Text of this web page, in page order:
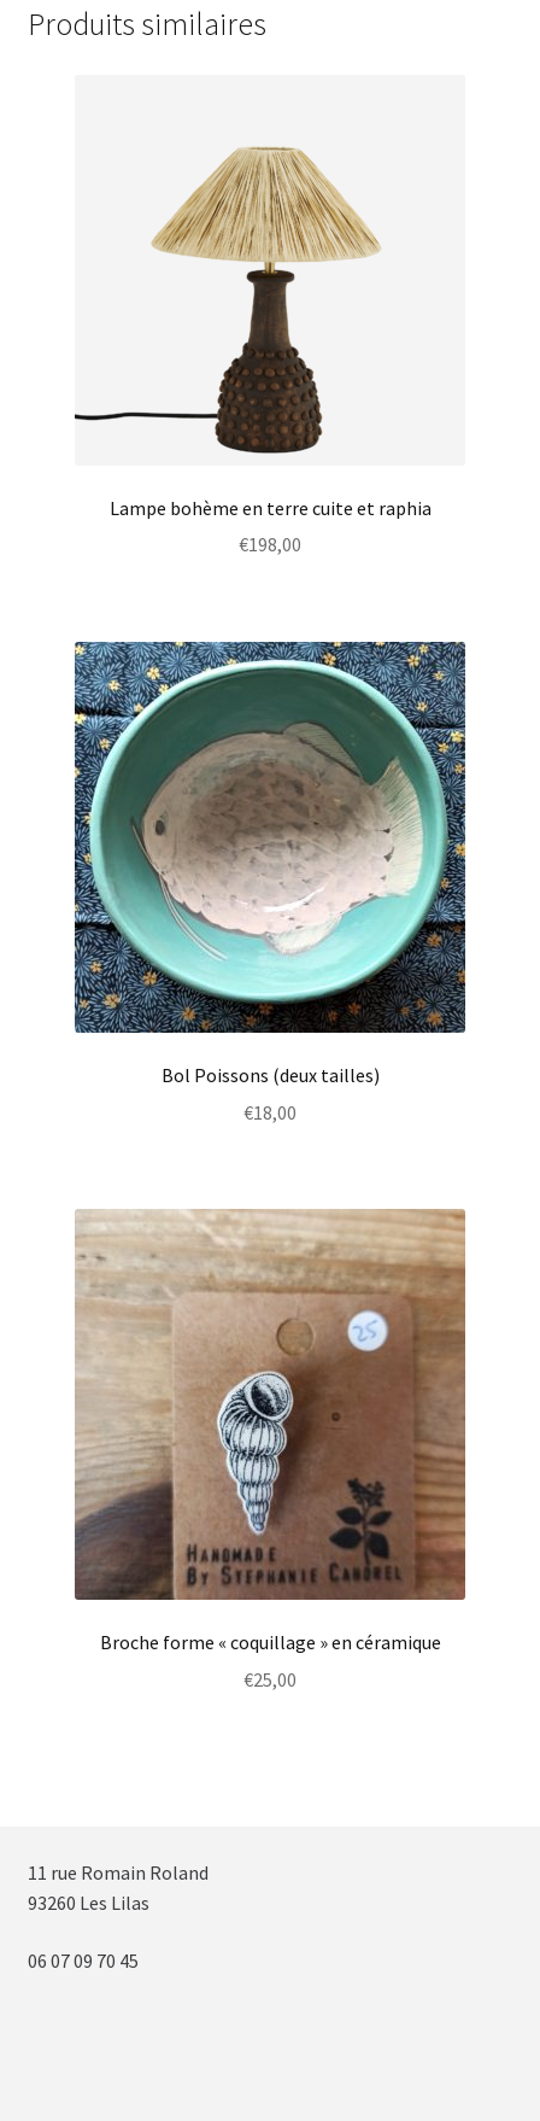
Produits similaires
Lampe bohème en terre cuite et raphia
€198,00
Bol Poissons (deux tailles)
€18,00
Broche forme « coquillage » en céramique
€25,00
11 rue Romain Roland
93260 Les Lilas
06 07 09 70 45